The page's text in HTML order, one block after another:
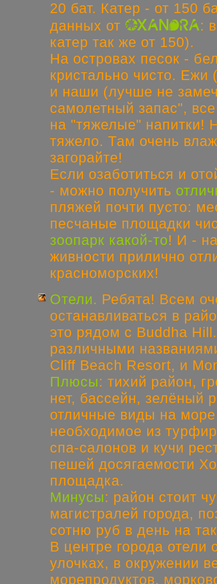
20 бат. Катер - от 150
данных от oxandra:
катер так же от 150).
На островах песок -
кристально чисто. Ежи
и наши (лучше не
самолетный запас",
на "тяжелые" напитки!
тяжело. Там очень
загорайте!
Если озаботиться и
- можно получить
пляжей почти пусто:
песчаные площадки
зоопарк какой-то! И -
живности прилично
красноморских!
Отели. Ребята! Всем
останавливаться в
это рядом с Buddha
различными
Cliff Beach Resort, и
Плюсы: тихий район,
нет, бассейн, зелёный
отличные виды на
необходимое из
спа-салонов и кучи
пешей досягаемости
площадка.
Минусы: район стоит
магистралей города,
сотню руб в день на
В центре города отели
улочках, в окружении
морепродуктов,